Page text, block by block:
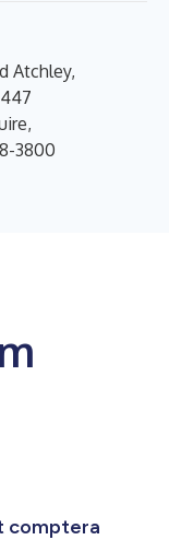
Atchley,
3800
comptera